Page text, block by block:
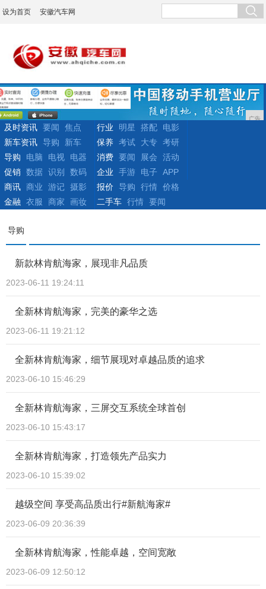
设为首页 安徽汽车网
广告
及时资讯 要闻
焦点
新车资讯 导购 新车
行业 明星 搭配
电影
保养 考试 大专 考研
导购
电脑 电视
电器
促销
数据 识别 数码
消费 要闻 展会
活动
企业
手游 电子
APP
商讯 商业 游记 摄影
金融
衣服 商家 画妆
报价 导购 行情 价格
二手车 行情 要闻
导购
新款林肯航海家，展现非凡品质
2023-06-11 19:24:11
全新林肯航海家，完美的豪华之选
2023-06-11 19:21:12
全新林肯航海家，细节展现对卓越品质的追求
2023-06-10 15:46:29
全新林肯航海家，三屏交互系统全球首创
2023-06-10 15:43:17
全新林肯航海家，打造领先产品实力
2023-06-10 15:39:02
越级空间 享受高品质出行#新航海家#
2023-06-09 20:36:39
全新林肯航海家，性能卓越，空间宽敞
2023-06-09 12:50:12